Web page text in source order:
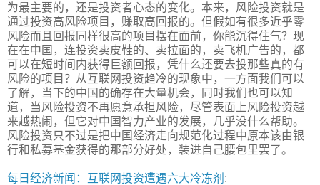
为最主要的，还是投资者心态的变化。本来，风险投资就是
通过投资高风险项目，赚取高回报的。但假如有很多近乎零
风险而且回报同样很高的项目摆在面前，你能沉得住气？现
在在中国，连投资卖皮鞋的、卖拉面的，卖飞机广告的，都
可以在短时间内获得巨额回报，凭什么还要去投那些真的有
风险的项目？从互联网投资趋冷的现象中，一方面我们可以
了解，当下的中国的确存在大量机会，同时我们也可以知
道，当风险投资不再愿意承担风险，尽管表面上风险投资越
来越热闹，但它对中国智力产业的发展，几乎没什么帮助。
风险投资只不过是把中国经济走向规范化过程中原本该由银
行和私募基金获得的那部分好处，装进自己腰包里罢了。
每日经济新闻：互联网投资遭遇六大冷冻剂 :